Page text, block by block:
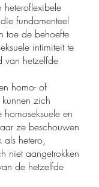
fundamenteel
toe de behoefte
intimiteit te
van hetzelfde
homo- of
zich
en
ze beschouwen
hetero,
niet aangetrokken
de hetzelfde